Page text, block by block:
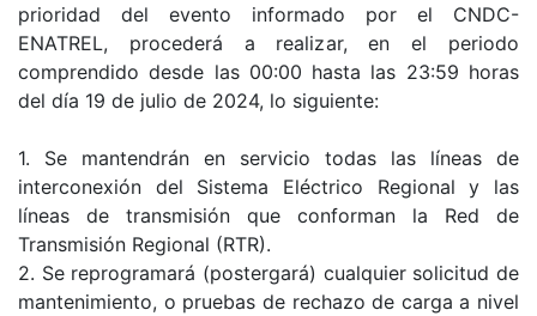
prioridad del evento informado por el CNDC-
ENATREL, procederá a realizar, en el periodo
comprendido desde las 00:00 hasta las 23:59 horas
del día 19 de julio de 2024, lo siguiente:
1. Se mantendrán en servicio todas las líneas de
interconexión del Sistema Eléctrico Regional y las
líneas de transmisión que conforman la Red de
Transmisión Regional (RTR).
2. Se reprogramará (postergará) cualquier solicitud de
mantenimiento, o pruebas de rechazo de carga a nivel